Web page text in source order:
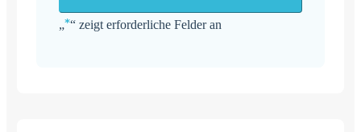
„*“ zeigt erforderliche Felder an